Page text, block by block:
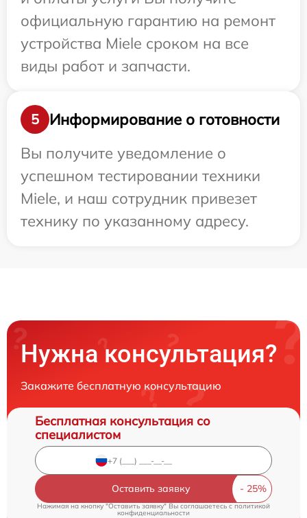
официальную гарантию на ремонт
устройства Miele сроком на все
виды работ и запчасти.
5
Информирование о готовности
Вы получите уведомление о
успешном тестировании техники
Miele, и наш сотрудник привезет
технику по указанному адресу.
Нужна консультация?
Закажите бесплатную консультацию
Бесплатная консультация со
специалистом
Оставить заявку
Нажимая на кнопку "Оставить заявку" Вы соглашаетесь cполитикой
конфиденциальности